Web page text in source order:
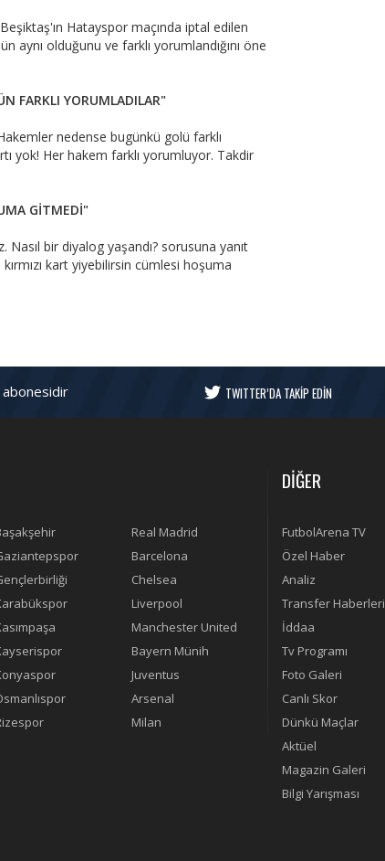
Hatayspor maçında iptal edilen
olduğunu ve farklı yorumlandığını öne
FARKLI YORUMLADILAR"
nedense bugünkü golü farklı
yok! Her hakem farklı yorumluyor. Takdir
GİTMEDİ"
bir diyalog yaşandı? sorusuna yanıt
kart yiyebilirsin cümlesi hoşuma
TWITTER’DA TAKİP EDİN
Real Madrid
Barcelona
Chelsea
Liverpool
Manchester United
Bayern Münih
Juventus
Arsenal
Milan
DİĞER
FutbolArena TV
Özel Haber
Analiz
Transfer Haberleri
İddaa
Tv Programı
Foto Galeri
Canlı Skor
Dünkü Maçlar
Aktüel
Magazin Galeri
Bilgi Yarışması